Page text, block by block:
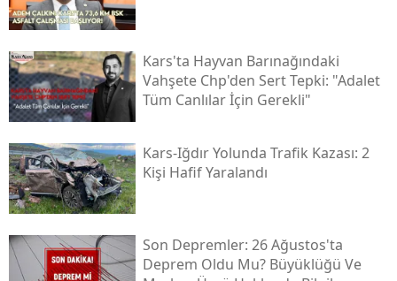
Kars'ta Hayvan Barınağındaki
Vahşete Chp'den Sert Tepki: "adalet
Tüm Canlılar İçin Gerekli"
Kars-Iğdır Yolunda Trafik Kazası: 2
Kişi Hafif Yaralandı
Son Depremler: 26 Ağustos'ta
Deprem Oldu Mu? Büyüklüğü Ve